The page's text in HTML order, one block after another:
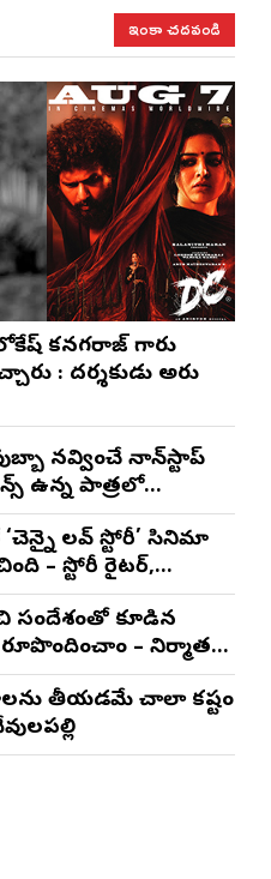
ఇంకా చదవండి
లోకేష్ కనగరాజ్ గారు
: దర్శకుడు అరుణ్
నవ్వించే నాన్‌స్టాప్
ఉన్న పాత్రలో
: వరుణ్ తేజ్
‘చెన్నై లవ్ స్టోరీ’ సినిమా
– స్టోరీ రైటర్,
సందేశంతో కూడిన
– నిర్మాతలు
నాయుడు
తీయడమే చాలా కష్టం